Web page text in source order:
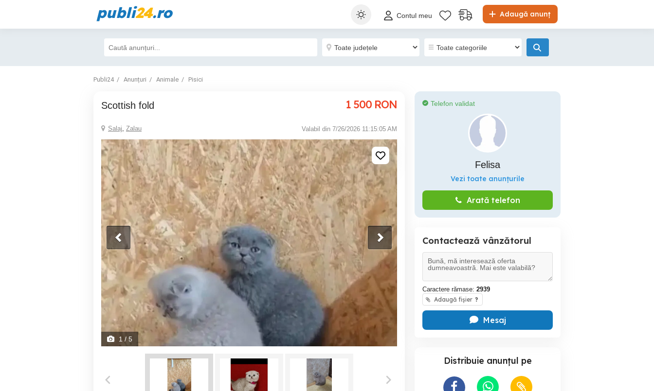
publi24.ro Adaugă anunț
Contul meu
Publi24 Anunțuri Animale Pisici
Scottish fold 1 500 RON
Salaj, Zalau Valabil din 7/26/2026 11:15:05 AM
1 / 5
Telefon validat
Felisa
Vezi toate anunțurile
Arată telefon
Contactează vânzătorul
Caractere rămase: 2939
Adaugă fișier ?
Mesaj
Distribuie anunțul pe